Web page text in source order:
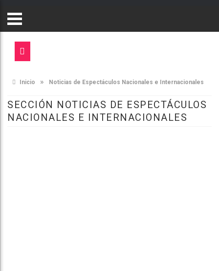
Inicio » Noticias de Espectáculos Nacionales e Internacionales
SECCIÓN NOTICIAS DE ESPECTÁCULOS
NACIONALES E INTERNACIONALES